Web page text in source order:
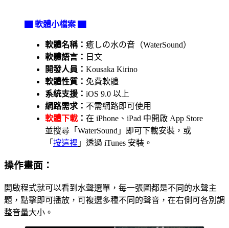
▇ 軟體小檔案 ▇
軟體名稱： 癒しの水の音（WaterSound）
軟體語言： 日文
開發人員： Kousaka Kirino
軟體性質： 免費軟體
系統支援： iOS 9.0 以上
網路需求： 不需網路即可使用
軟體下載 ： 在 iPhone、iPad 中開啟 App Store
並搜尋「WaterSound」即可下載安裝，或
「 按這裡 」透過 iTunes 安裝。
操作畫面：
開啟程式就可以看到水聲選單，每一張圖都是不同的水聲主
題，點擊即可播放，可複選多種不同的聲音，在右側可各別調
整音量大小。